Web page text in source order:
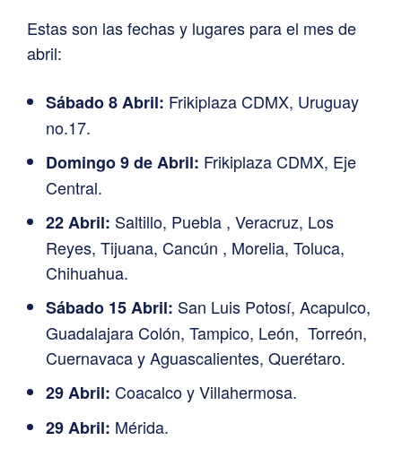
Estas son las fechas y lugares para el mes de
abril:
Sábado 8 Abril: Frikiplaza CDMX, Uruguay
no.17.
Domingo 9 de Abril: Frikiplaza CDMX, Eje
Central.
22 Abril: Saltillo, Puebla , Veracruz, Los
Reyes, Tijuana, Cancún , Morelia, Toluca,
Chihuahua.
Sábado 15 Abril: San Luis Potosí, Acapulco,
Guadalajara Colón, Tampico, León, Torreón,
Cuernavaca y Aguascalientes, Querétaro.
29 Abril: Coacalco y Villahermosa.
29 Abril: Mérida.